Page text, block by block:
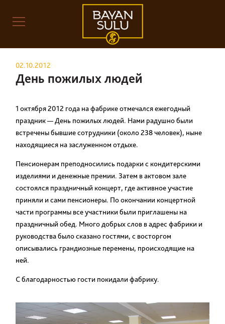
02.10.2012
День пожилых людей
1 октября 2012 года на фабрике отмечался ежегодный
праздник — День пожилых людей. Нами радушно были
встречены бывшие сотрудники (около 238 человек), ныне
находящиеся на заслуженном отдыхе.
Пенсионерам преподносились подарки с кондитерскими
изделиями и денежные премии. Затем в актовом зале
состоялся праздничный концерт, где активное участие
приняли и сами пенсионеры. По окончании концертной
части программы все участники были приглашены на
праздничный обед. Много добрых слов в адрес фабрики и
руководства было сказано гостями, с восторгом
описывались грандиозные перемены, происходящие на
ней.
С благодарностью гости покидали фабрику.